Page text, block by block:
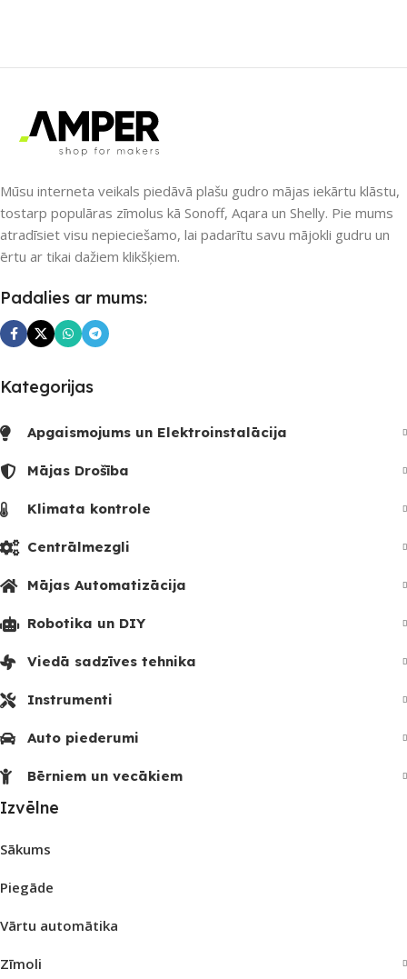
Mūsu interneta veikals piedāvā plašu gudro mājas iekārtu klāstu,
tostarp populāras zīmolus kā Sonoff, Aqara un Shelly. Pie mums
atradīsiet visu nepieciešamo, lai padarītu savu mājokli gudru un
ērtu ar tikai dažiem klikšķiem.
Padalies ar mums:
Kategorijas
Apgaismojums un Elektroinstalācija
Mājas Drošība
Klimata kontrole
Centrālmezgli
Mājas Automatizācija
Robotika un DIY
Viedā sadzīves tehnika
Instrumenti
Auto piederumi
Bērniem un vecākiem
Izvēlne
Sākums
Piegāde
Vārtu automātika
Zīmoli